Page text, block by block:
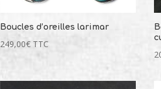
Boucles d’oreilles larimar
249,00€ TTC